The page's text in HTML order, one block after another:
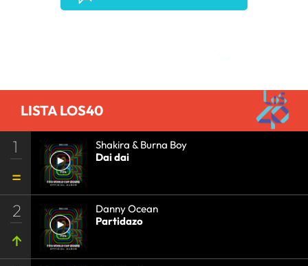
LISTA LOS40
1
Shakira & Burna Boy
Dai dai
2
Danny Ocean
Partidazo